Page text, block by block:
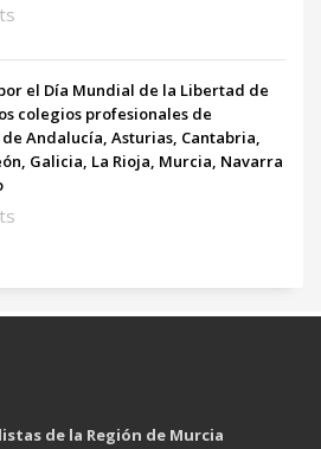
el Día Mundial de la Libertad de
colegios profesionales de
Andalucía, Asturias, Cantabria,
Galicia, La Rioja, Murcia, Navarra
de la Región de Murcia